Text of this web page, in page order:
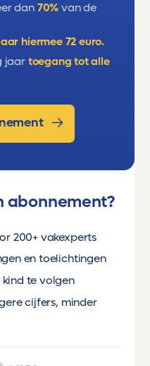
boeren
dan 70% van de
hiermee 72 euro.
jaar toegang tot alle
abonnement?
200+ vakexperts
en toelichtingen
te volgen
cijfers, minder